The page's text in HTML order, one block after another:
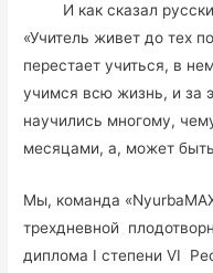
И как сказал
«Учитель живет до тех
перестает учиться, в
учимся всю жизнь, и за
научились многому,
месяцами, а, может
Мы, команда
трехдневной
диплома I степени VI